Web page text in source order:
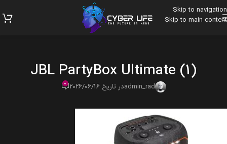
Skip to navigation
Skip to main content
JBL PartyBox Ultimate (1)
admin_radدر تاریخ 2026/06/16 0